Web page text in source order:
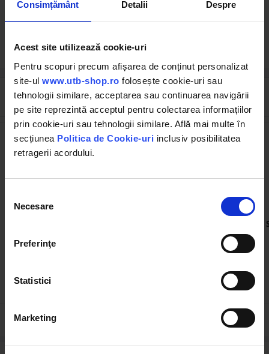
Consimțământ Detalii Despre
Acest site utilizează cookie-uri
Pentru scopuri precum afișarea de conținut personalizat
site-ul www.utb-shop.ro folosește cookie-uri sau
tehnologii similare, acceptarea sau continuarea navigării
pe site reprezintă acceptul pentru colectarea informațiilor
prin cookie-uri sau tehnologii similare. Află mai multe în
secțiunea Politica de Cookie-uri inclusiv posibilitatea
retragerii acordului.
consimțământului
Necesare
Preferinţe
Statistici
Marketing
Cumpărate frecvent împreună
pentru teava triunghiulara 23,8x61,3mm cu 29mm
teava triunghiulara